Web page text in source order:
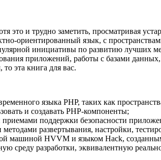
это и трудно заметить, просматривая
ориентированный язык, с
инициативы по развитию лучших
приложений, работы с базами
эта книга для вас.
языка PHP, таких как
и создавать PHP-компоненты;
приемами поддержки безопасности
методами развертывания, настройки,
машиной HVVM и языком Hack,
среду разработки, эквивалентную